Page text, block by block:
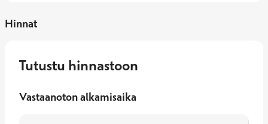
Hinnat
Tutustu hinnastoon
Vastaanoton alkamisaika